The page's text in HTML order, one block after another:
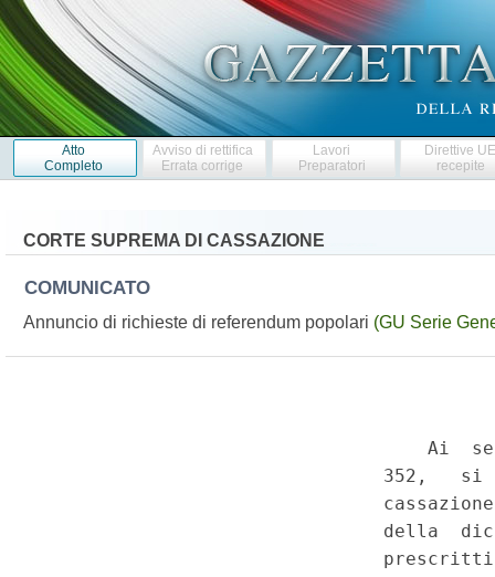
Atto
Completo
Avviso di rettifica
Errata corrige
Lavori
Preparatori
Direttive
recepite
CORTE SUPREMA DI CASSAZIONE
COMUNICATO
Annuncio di richieste di referendum popolari (GU Serie